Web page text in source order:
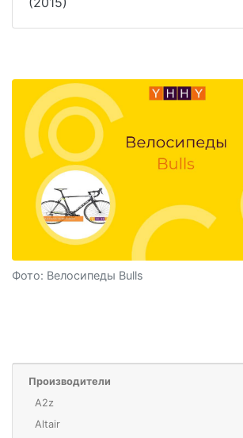
Фото: Велосипеды Bulls
Производители
A2z
Altair